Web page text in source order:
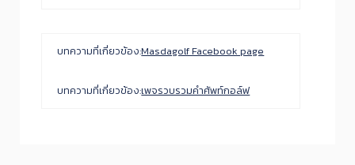
บทความที่เกี่ยวข้อง:Masdagolf Facebook page
บทความที่เกี่ยวข้อง:เพจรวบรวมคำศัพท์กอล์ฟ